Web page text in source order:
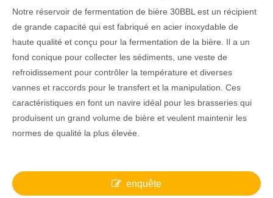
Notre réservoir de fermentation de bière 30BBL est un récipient
de grande capacité qui est fabriqué en acier inoxydable de
haute qualité et conçu pour la fermentation de la bière. Il a un
fond conique pour collecter les sédiments, une veste de
refroidissement pour contrôler la température et diverses
vannes et raccords pour le transfert et la manipulation. Ces
caractéristiques en font un navire idéal pour les brasseries qui
produisent un grand volume de bière et veulent maintenir les
normes de qualité la plus élevée.
enquête